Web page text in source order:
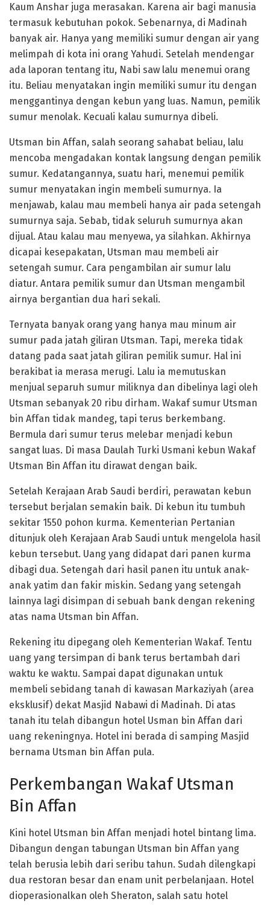
Kaum Anshar juga merasakan. Karena air bagi manusia
termasuk kebutuhan pokok. Sebenarnya, di Madinah
banyak air. Hanya yang memiliki sumur dengan air yang
melimpah di kota ini orang Yahudi. Setelah mendengar
ada laporan tentang itu, Nabi saw lalu menemui orang
itu. Beliau menyatakan ingin memiliki sumur itu dengan
menggantinya dengan kebun yang luas. Namun, pemilik
sumur menolak. Kecuali kalau sumurnya dibeli.
Utsman bin Affan, salah seorang sahabat beliau, lalu
mencoba mengadakan kontak langsung dengan pemilik
sumur. Kedatangannya, suatu hari, menemui pemilik
sumur menyatakan ingin membeli sumurnya. Ia
menjawab, kalau mau membeli hanya air pada setengah
sumurnya saja. Sebab, tidak seluruh sumurnya akan
dijual. Atau kalau mau menyewa, ya silahkan. Akhirnya
dicapai kesepakatan, Utsman mau membeli air
setengah sumur. Cara pengambilan air sumur lalu
diatur. Antara pemilik sumur dan Utsman mengambil
airnya bergantian dua hari sekali.
Ternyata banyak orang yang hanya mau minum air
sumur pada jatah giliran Utsman. Tapi, mereka tidak
datang pada saat jatah giliran pemilik sumur. Hal ini
berakibat ia merasa merugi. Lalu ia memutuskan
menjual separuh sumur miliknya dan dibelinya lagi oleh
Utsman sebanyak 20 ribu dirham. Wakaf sumur Utsman
bin Affan tidak mandeg, tapi terus berkembang.
Bermula dari sumur terus melebar menjadi kebun
sangat luas. Di masa Daulah Turki Usmani kebun Wakaf
Utsman Bin Affan itu dirawat dengan baik.
Setelah Kerajaan Arab Saudi berdiri, perawatan kebun
tersebut berjalan semakin baik. Di kebun itu tumbuh
sekitar 1550 pohon kurma. Kementerian Pertanian
ditunjuk oleh Kerajaan Arab Saudi untuk mengelola hasil
kebun tersebut. Uang yang didapat dari panen kurma
dibagi dua. Setengah dari hasil panen itu untuk anak-
anak yatim dan fakir miskin. Sedang yang setengah
lainnya lagi disimpan di sebuah bank dengan rekening
atas nama Utsman bin Affan.
Rekening itu dipegang oleh Kementerian Wakaf. Tentu
uang yang tersimpan di bank terus bertambah dari
waktu ke waktu. Sampai dapat digunakan untuk
membeli sebidang tanah di kawasan Markaziyah (area
eksklusif) dekat Masjid Nabawi di Madinah. Di atas
tanah itu telah dibangun hotel Usman bin Affan dari
uang rekeningnya. Hotel ini berada di samping Masjid
bernama Utsman bin Affan pula.
Perkembangan Wakaf Utsman
Bin Affan
Kini hotel Utsman bin Affan menjadi hotel bintang lima.
Dibangun dengan tabungan Utsman bin Affan yang
telah berusia lebih dari seribu tahun. Sudah dilengkapi
dua restoran besar dan enam unit perbelanjaan. Hotel
dioperasionalkan oleh Sheraton, salah satu hotel